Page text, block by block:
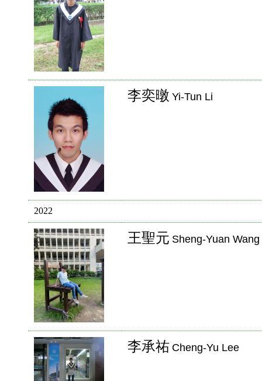
李奕暾 Yi-Tun Li
2022
王聖元 Sheng-Yuan Wang
李承祐 Cheng-Yu Lee